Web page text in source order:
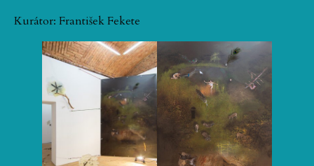
Kurátor: František Fekete